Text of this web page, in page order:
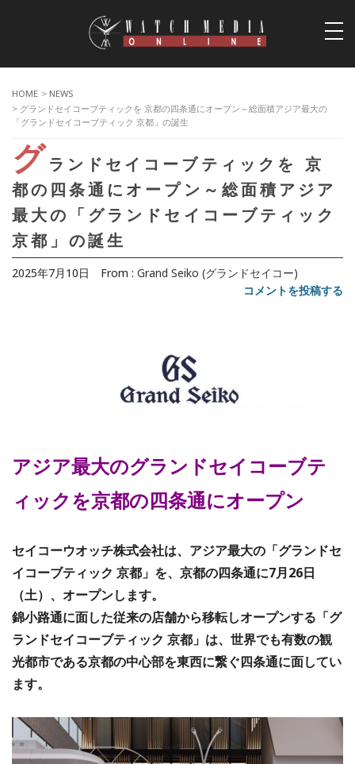
HOME > NEWS
> グランドセイコーブティックを 京都の四条通にオープン～総面積アジア最大の
「グランドセイコーブティック 京都」の誕生
グ ランドセイコーブティックを 京
都の四条通にオープン～総面積アジア
最大の「グランドセイコーブティック
京都」の誕生
2025年7月10日 From : Grand Seiko (グランドセイコー)
コメントを投稿する
アジア最大のグランドセイコーブテ
ィックを京都の四条通にオープン
セイコーウオッチ株式会社は、アジア最大の「グランドセ
イコーブティック 京都」を、京都の四条通に7月26日
（土）、オープンします。
錦小路通に面した従来の店舗から移転しオープンする「グ
ランドセイコーブティック 京都」は、世界でも有数の観
光都市である京都の中心部を東西に繋ぐ四条通に面してい
ます。